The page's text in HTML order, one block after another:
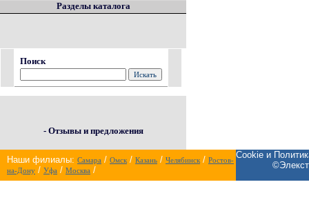
Разделы каталога
Поиск
- Отзывы и предложения
Наши филиалы: Самара / Омск/ Казань / Челябинск/ Ростов-
на-Дону / Уфа / Москва /
Cookie и